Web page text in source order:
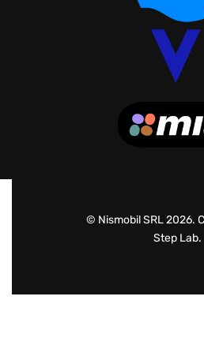
© Nismobil SRL 2026.
Step Lab.